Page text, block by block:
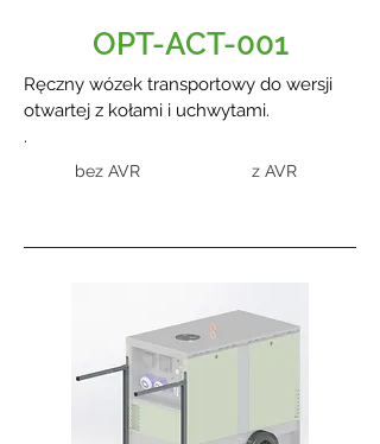
OPT-ACT-001
Ręczny wózek transportowy do wersji
otwartej z kołami i uchwytami.
.
bez AVR z AVR